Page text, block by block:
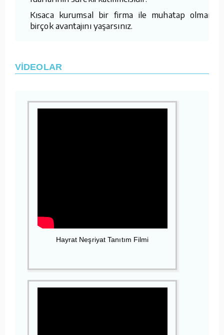
Kısaca kurumsal bir firma ile muhatap olmanın
birçok avantajını yaşarsınız.
VİDEOLAR
Hayrat Neşriyat Tanıtım Filmi